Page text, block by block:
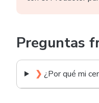
Preguntas
❯ ¿Por qué mi